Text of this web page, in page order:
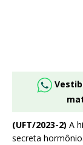
(UFT/2023-2) A
secreta